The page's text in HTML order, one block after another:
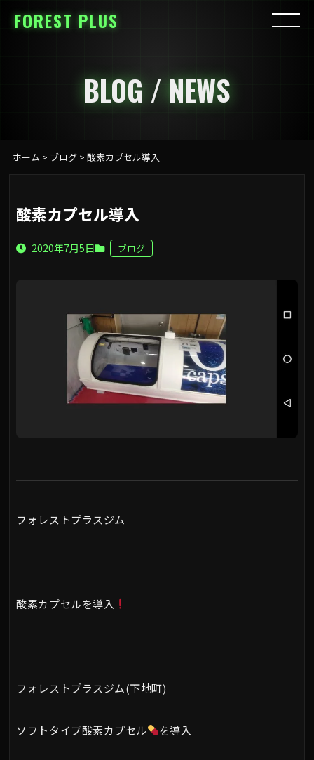
FOREST PLUS
BLOG / NEWS
ホーム > ブログ> 酸素カプセル導入
酸素カプセル導入
2020年7月5日 ブログ
フォレストプラスジム
酸素カプセルを導入
フォレストプラスジム(下地町)
ソフトタイプ酸素カプセル を導入